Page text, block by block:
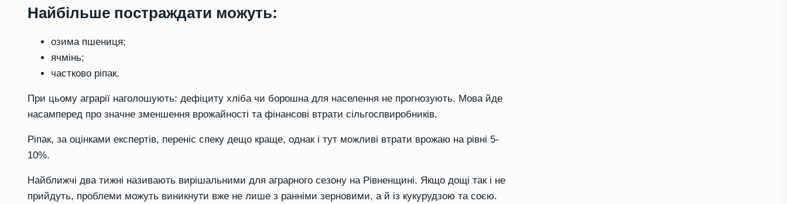
Найбільше постраждати можуть:
озима пшениця;
ячмінь;
частково ріпак.
При цьому аграрії наголошують: дефіциту хліба чи борошна для населення не прогнозують. Мова йде
насамперед про значне зменшення врожайності та фінансові втрати сільгоспвиробників.
Ріпак, за оцінками експертів, переніс спеку дещо краще, однак і тут можливі втрати врожаю на рівні 5-
10%.
Найближчі два тижні називають вирішальними для аграрного сезону на Рівненщині. Якщо дощі так і не
прийдуть, проблеми можуть виникнути вже не лише з ранніми зерновими, а й із кукурудзою та соєю.